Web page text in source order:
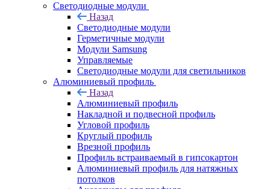
Светодиодные модули
Назад
Светодиодные модули
Герметичные модули
Модули Samsung
Управляемые
Светодиодные модули для светильников
Алюминиевый профиль
Назад
Алюминиевый профиль
Накладной и подвесной профиль
Угловой профиль
Круглый профиль
Врезной профиль
Профиль встраиваемый в гипсокартон
Алюминиевый профиль для натяжных
потолков